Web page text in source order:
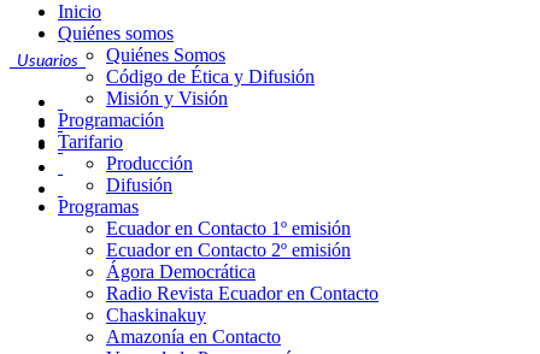
Usuarios
Inicio
Quiénes somos
Quiénes Somos
Código de Ética y Difusión
Misión y Visión
Programación
Tarifario
Producción
Difusión
Programas
Ecuador en Contacto 1º emisión
Ecuador en Contacto 2º emisión
Ágora Democrática
Radio Revista Ecuador en Contacto
Chaskinakuy
Amazonía en Contacto